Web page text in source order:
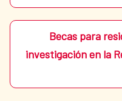
Becas para
investigación en la